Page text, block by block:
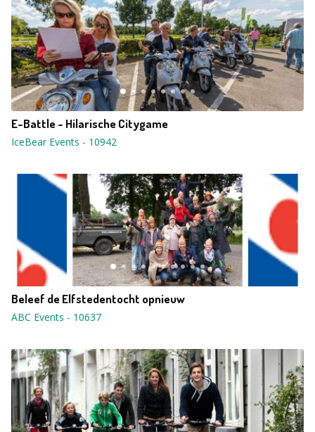
E-Battle - Hilarische Citygame
IceBear Events - 10942
Beleef de Elfstedentocht opnieuw
ABC Events - 10637